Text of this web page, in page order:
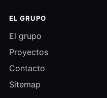
EL GRUPO
El grupo
Proyectos
Contacto
Sitemap